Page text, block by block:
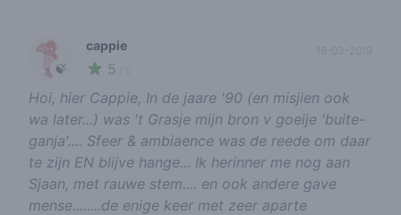
🍃
cappie
5
18-03-2019
Hoi, hier Cappie, In de jaare '90 (en misjien ook
wa later...) was 't Grasje mijn bron v goeije 'buite-
ganja'.... Sfeer & ambiaence was de reede om daar
te zijn EN blijve hange... Ik herinner me nog aan
Sjaan, met rauwe stem.... en ook andere gave
mense........de enige keer met zeer aparte